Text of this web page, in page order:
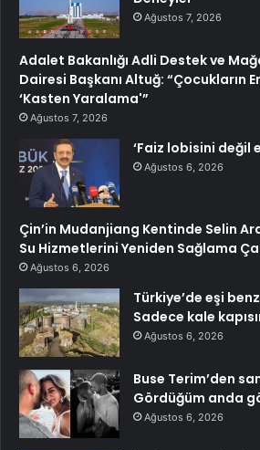
Ağustos 7, 2026
Adalet Bakanlığı Adli Destek ve
Dairesi Başkanı Altuğ: “Çocukların
‘Kasten Yaralama'”
Ağustos 7, 2026
‘Faiz lobisini değil
Ağustos 6, 2026
Çin’in Mudanjiang Kentinde Selin
Su Hizmetlerini Yeniden Sağlama
Ağustos 6, 2026
Türkiye’de eşi
Sadece kale
Ağustos 6, 2026
Buse Terim’den
Gördüğüm anda
Ağustos 6, 2026